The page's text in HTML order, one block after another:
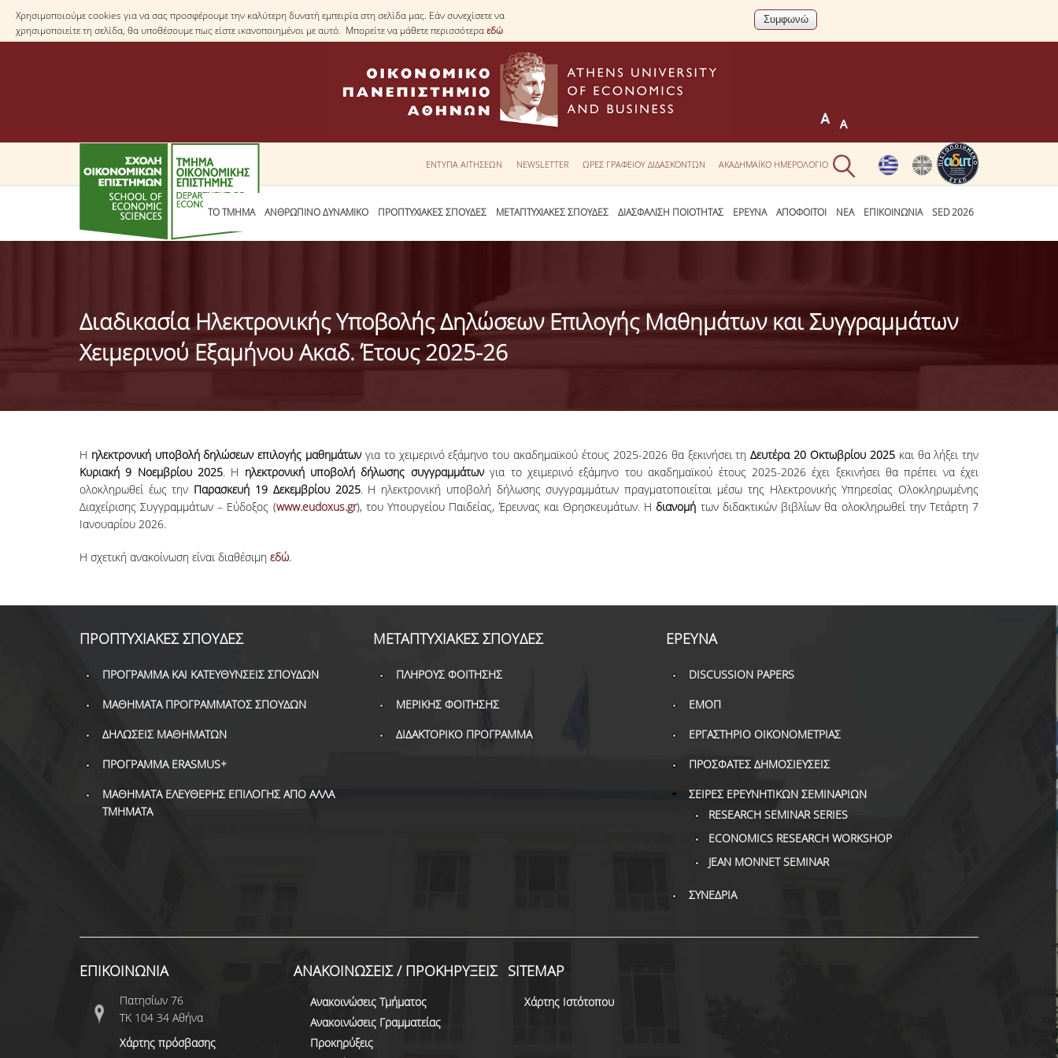
Χρησιμοποιούμε cookies για να σας προσφέρουμε την καλύτερη δυνατή εμπειρία στη σελίδα μας. Εάν συνεχίσετε να
χρησιμοποιείτε τη σελίδα, θα υποθέσουμε πως είστε ικανοποιημένοι με αυτό. Μπορείτε να μάθετε περισσότεραεδώ
ΕΝΤΥΠΑ ΑΙΤΗΣΕΩΝ NEWSLETTER ΩΡΕΣ ΓΡΑΦΕΙΟΥ ΔΙΔΑΣΚΟΝΤΩΝ ΑΚΑΔΗΜΑΪΚΟ ΗΜΕΡΟΛΟΓΙΟ
ΤΟ TΜΗΜΑ ΑΝΘΡΩΠΙΝΟ ΔΥΝΑΜΙΚΟ ΠΡΟΠΤΥΧΙΑΚΕΣ ΣΠΟΥΔΕΣ ΜΕΤΑΠΤΥΧΙΑΚΕΣ ΣΠΟΥΔΕΣ ΔΙΑΣΦΑΛΙΣΗ ΠΟΙΟΤΗΤΑΣ ΕΡΕΥΝΑ ΑΠΟΦΟΙΤΟΙ ΝΕΑ ΕΠΙΚΟΙΝΩΝΙΑ SED 2026
Διαδικασία Ηλεκτρονικής Υποβολής Δηλώσεων Επιλογής Μαθημάτων και Συγγραμμάτων
Χειμερινού Εξαμήνου Ακαδ. Έτους 2025-26
Η ηλεκτρονική υποβολή δηλώσεων επιλογής μαθημάτων για το χειμερινό εξάμηνο του ακαδημαϊκού έτους 2025-2026 θα ξεκινήσει τηΔευτέρα 20 Οκτωβρίου 2025και θα λήξει την
Κυριακή 9 Νοεμβρίου 2025. Η ηλεκτρονική υποβολή δήλωσης συγγραμμάτωνγια το χειμερινό εξάμηνο του ακαδημαϊκού έτους 2025-2026 έχει ξεκινήσει θα πρέπει να έχει
ολοκληρωθεί έως την Παρασκευή 19 Δεκεμβρίου 2025. Η ηλεκτρονική υποβολή δήλωσης συγγραμμάτων πραγματοποιείται μέσω της Ηλεκτρονικής Υπηρεσίας Ολοκληρωμένης
Διαχείρισης Συγγραμμάτων – Εύδοξος (www.eudoxus.gr), του Υπουργείου Παιδείας, Έρευνας και Θρησκευμάτων. Ηδιανομή των διδακτικών βιβλίων θα ολοκληρωθεί την Τετάρτη 7
Ιανουαρίου 2026.
Η σχετική ανακοίνωση είναι διαθέσιμη εδώ.
ΠΡΟΠΤΥΧΙΑΚΕΣ ΣΠΟΥΔΕΣ
ΠΡΟΓΡΑΜΜΑ ΚΑΙ ΚΑΤΕΥΘΥΝΣΕΙΣ ΣΠΟΥΔΩΝ
ΜΑΘΗΜΑΤΑ ΠΡΟΓΡΑΜΜΑΤΟΣ ΣΠΟΥΔΩΝ
ΔΗΛΩΣΕΙΣ ΜΑΘΗΜΑΤΩΝ
ΠΡΟΓΡΑΜΜΑ ERASMUS+
ΜΑΘΗΜΑΤΑ ΕΛΕΥΘΕΡΗΣ ΕΠΙΛΟΓΗΣ ΑΠΟ ΑΛΛΑ
ΤΜΗΜΑΤΑ
ΜΕΤΑΠΤΥΧΙΑΚΕΣ ΣΠΟΥΔΕΣ
ΠΛΗΡΟΥΣ ΦΟΙΤΗΣΗΣ
ΜΕΡΙΚΗΣ ΦΟΙΤΗΣΗΣ
ΔΙΔΑΚΤΟΡΙΚΟ ΠΡΟΓΡΑΜΜΑ
ΕΡΕΥΝΑ
DISCUSSION PAPERS
ΕΜΟΠ
ΕΡΓΑΣΤΗΡΙΟ ΟΙΚΟΝΟΜΕΤΡΙΑΣ
ΠΡΟΣΦΑΤΕΣ ΔΗΜΟΣΙΕΥΣΕΙΣ
ΣΕΙΡΕΣ ΕΡΕΥΝΗΤΙΚΩΝ ΣΕΜΙΝΑΡΙΩΝ
RESEARCH SEMINAR SERIES
ECONOMICS RESEARCH WORKSHOP
JEAN MONNET SEMINAR
ΣΥΝΕΔΡΙΑ
ΕΠΙΚΟΙΝΩΝΙΑ
Πατησίων 76
ΤΚ 104 34 Αθήνα
Χάρτης πρόσβασης
ΑΝΑΚΟΙΝΩΣΕΙΣ / ΠΡΟΚΗΡΥΞΕΙΣ
Ανακοινώσεις Τμήματος
Ανακοινώσεις Γραμματείας
Προκηρύξεις
SITEMAP
Χάρτης Ιστότοπου